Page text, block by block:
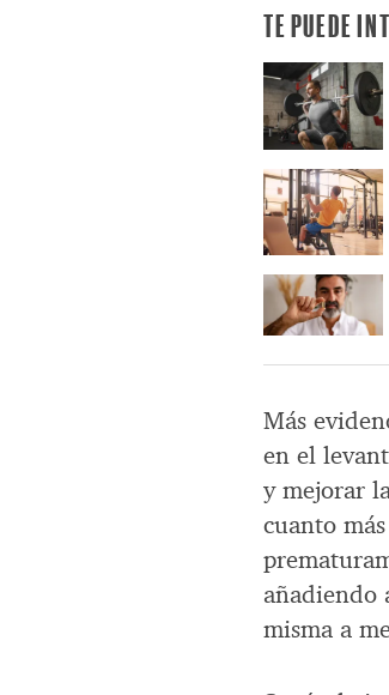
Más
en el
y mejorar
cuanto
añadiendo
misma a
TE PUEDE